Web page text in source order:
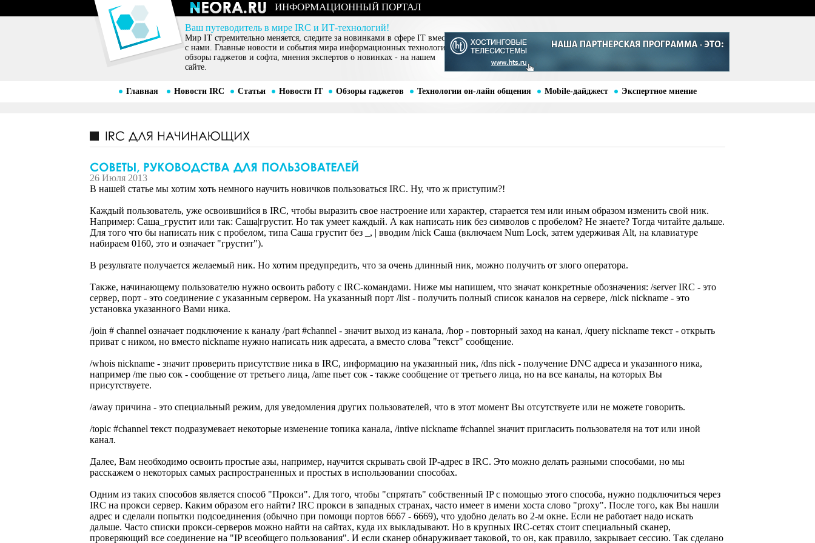
ИНФОРМАЦИОННЫЙ ПОРТАЛ
Ваш путеводитель в мире IRC и ИТ-технологий!
Мир IT стремительно меняется, следите за новинками в сфере IT вместе
с нами. Главные новости и события мира информационных технологий,
обзоры гаджетов и софта, мнения экспертов о новинках - на нашем
сайте.
Главная Новости IRC Статьи Новости IT Обзоры гаджетов Технологии он-лайн общения Mobile-дайджест Экспертное мнение
26 Июля 2013
В нашей статье мы хотим хоть немного научить новичков пользоваться IRC. Ну, что ж приступим?!
Каждый пользователь, уже освоившийся в IRC, чтобы выразить свое настроение или характер, старается тем или иным образом изменить свой ник.
Например: Саша_грустит или так: Саша|грустит. Но так умеет каждый. А как написать ник без символов с пробелом? Не знаете? Тогда читайте дальше.
Для того что бы написать ник с пробелом, типа Саша грустит без _, | вводим /nick Саша (включаем Num Lock, затем удерживая Alt, на клавиатуре
набираем 0160, это и означает "грустит").
В результате получается желаемый ник. Но хотим предупредить, что за очень длинный ник, можно получить от злого оператора.
Также, начинающему пользователю нужно освоить работу с IRC-командами. Ниже мы напишем, что значат конкретные обозначения: /server IRC - это
сервер, порт - это соединение с указанным сервером. На указанный порт /list - получить полный список каналов на сервере, /nick nickname - это
установка указанного Вами ника.
/join # channel означает подключение к каналу /part #channel - значит выход из канала, /hop - повторный заход на канал, /query nickname текст - открыть
приват с ником, но вместо nickname нужно написать ник адресата, а вместо слова "текст" сообщение.
/whois nickname - значит проверить присутствие ника в IRC, информацию на указанный ник, /dns nick - получение DNC адреса и указанного ника,
например /me пью сок - сообщение от третьего лица, /ame пьет сок - также сообщение от третьего лица, но на все каналы, на которых Вы
присутствуете.
/away причина - это специальный режим, для уведомления других пользователей, что в этот момент Вы отсутствуете или не можете говорить.
/topic #channel текст подразумевает некоторые изменение топика канала, /intive nickname #channel значит пригласить пользователя на тот или иной
канал.
Далее, Вам необходимо освоить простые азы, например, научится скрывать свой IP-адрес в IRC. Это можно делать разными способами, но мы
расскажем о некоторых самых распространенных и простых в использовании способах.
Одним из таких способов является способ "Прокси". Для того, чтобы "спрятать" собственный IP с помощью этого способа, нужно подключиться через
IRC на прокси сервер. Каким образом его найти? IRC прокси в западных странах, часто имеет в имени хоста слово "proxy". После того, как Вы нашли
адрес и сделали попытки подсоединения (обычно при помощи портов 6667 - 6669), что удобно делать во 2-м окне. Если не работает надо искать
дальше. Часто списки прокси-серверов можно найти на сайтах, куда их выкладывают. Но в крупных IRC-сетях стоит специальный сканер,
проверяющий все соединение на "IP всеобщего пользования". И если сканер обнаруживает таковой, то он, как правило, закрывает сессию. Так сделано